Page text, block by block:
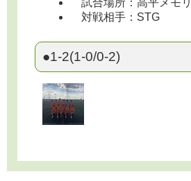
対戦相手：STG
●1-2(1-0/0-2)